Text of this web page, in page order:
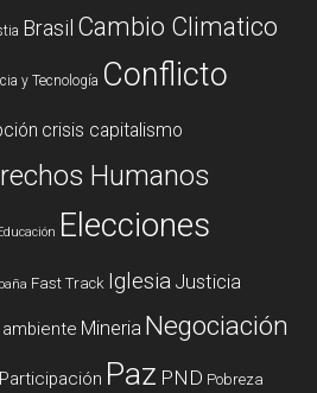
Brasil Cambio Climatico
y Tecnología Conflicto
crisis capitalismo
Humanos
Elecciones
Fast Track Iglesia Justicia
Mineria Negociación
Participación Paz PND Pobreza